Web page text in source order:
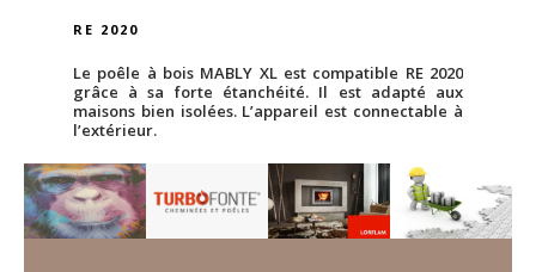
RE 2020
Le poêle à bois MABLY XL est compatible RE 2020
grâce à sa forte étanchéité. Il est adapté aux
maisons bien isolées. L’appareil est connectable à
l’extérieur.